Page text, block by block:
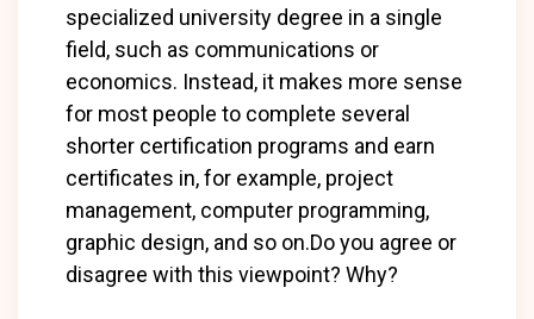
specialized university degree in a single
field, such as communications or
economics. Instead, it makes more sense
for most people to complete several
shorter certification programs and earn
certificates in, for example, project
management, computer programming,
graphic design, and so on.Do you agree or
disagree with this viewpoint? Why?